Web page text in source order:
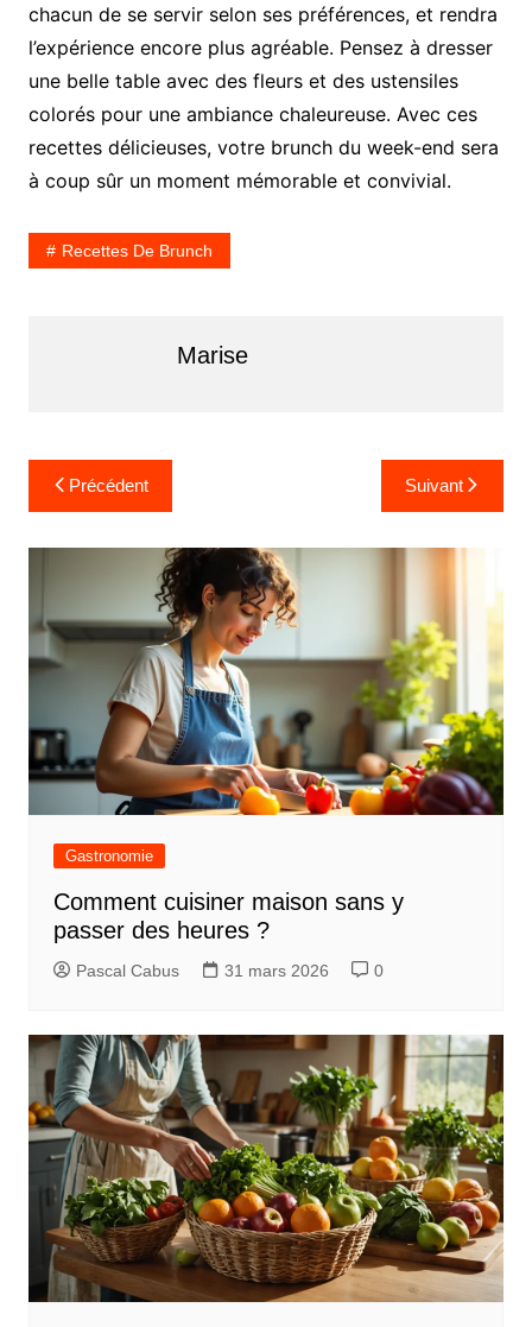
chacun de se servir selon ses préférences, et rendra
l’expérience encore plus agréable. Pensez à dresser
une belle table avec des fleurs et des ustensiles
colorés pour une ambiance chaleureuse. Avec ces
recettes délicieuses, votre brunch du week-end sera
à coup sûr un moment mémorable et convivial.
Recettes De Brunch
Marise
Navigation
de
l’article
Précédent Suivant
Gastronomie
Comment cuisiner maison sans y
passer des heures ?
Pascal Cabus 31 mars 2026 0